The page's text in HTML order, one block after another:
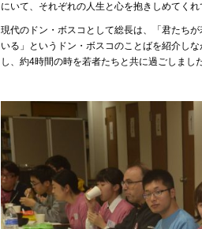
にいて、それぞれの人生と心を抱きしめてく
現代のドン・ボスコとして総長は、「君たち
いる」というドン・ボスコのことばを紹介し
し、約4時間の時を若者たちと共に過ごしました